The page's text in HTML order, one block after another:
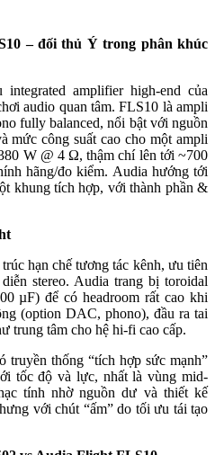
–đối thủ Ý trong phân khúc
amplifier high-end của
audio quan tâm. FLS10 là ampli
fully balanced, nổi bật với nguồn
mức công suất cao cho một ampli
W @ 4 Ω, thậm chí lên tới ~700
hãng/đo kiểm. Audia hướng tới
khung tích hợp, với thành phần &
hạn chế tương tác kênh, ưu tiên
stereo. Audia trang bị toroidal
µF) để có headroom rất cao khi
(option DAC, phono), đầu ra tai
trung tâm cho hệ hi-fi cao cấp.
truyền thống “tích hợp sức mạnh”
tốc độ và lực, nhất là vùng mid-
tính nhờ nguồn dư và thiết kế
với chút “ấm” do tối ưu tái tạo